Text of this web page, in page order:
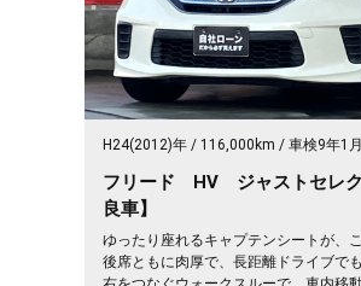
H24(2012)年 116,000km 車検9年1月
フリード HV ジャストセレク
良車】
ゆったり座れるキャプテンシートが、
後席ともに肉厚で、長距離ドライブで